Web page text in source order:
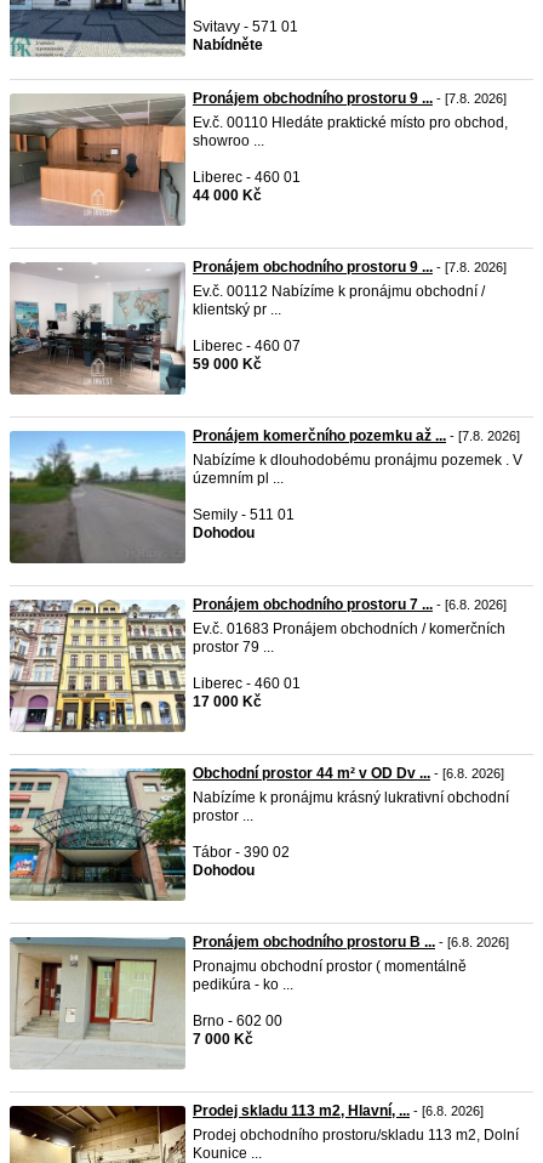
Svitavy - 571 01
Nabídněte
Pronájem obchodního prostoru 9 ... - [7.8. 2026]
Ev.č. 00110 Hledáte praktické místo pro obchod,
showroo ...
Liberec - 460 01
44 000 Kč
Pronájem obchodního prostoru 9 ... - [7.8. 2026]
Ev.č. 00112 Nabízíme k pronájmu obchodní /
klientský pr ...
Liberec - 460 07
59 000 Kč
Pronájem komerčního pozemku až ... - [7.8. 2026]
Nabízíme k dlouhodobému pronájmu pozemek . V
územním pl ...
Semily - 511 01
Dohodou
Pronájem obchodního prostoru 7 ... - [6.8. 2026]
Ev.č. 01683 Pronájem obchodních / komerčních
prostor 79 ...
Liberec - 460 01
17 000 Kč
Obchodní prostor 44 m² v OD Dv ... - [6.8. 2026]
Nabízíme k pronájmu krásný lukrativní obchodní
prostor ...
Tábor - 390 02
Dohodou
Pronájem obchodního prostoru B ... - [6.8. 2026]
Pronajmu obchodní prostor ( momentálně
pedikúra - ko ...
Brno - 602 00
7 000 Kč
Prodej skladu 113 m2, Hlavní, ... - [6.8. 2026]
Prodej obchodního prostoru/skladu 113 m2, Dolní
Kounice ...